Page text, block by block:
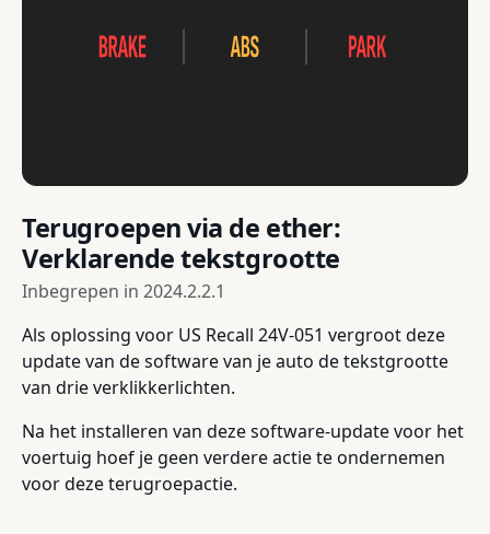
Terugroepen via de ether:
Verklarende tekstgrootte
Inbegrepen in 2024.2.2.1
Als oplossing voor US Recall 24V-051 vergroot deze
update van de software van je auto de tekstgrootte
van drie verklikkerlichten.
Na het installeren van deze software-update voor het
voertuig hoef je geen verdere actie te ondernemen
voor deze terugroepactie.